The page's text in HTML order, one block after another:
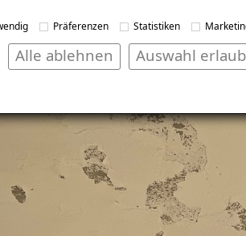
Präferenzen Statistiken
Auswahl
Alle ablehnen